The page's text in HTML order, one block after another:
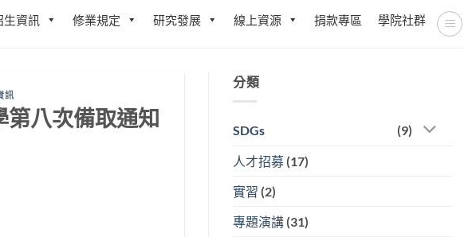
生資訊 修業規定 研究發展 線上資源 捐款專區 學院社群
訊
八次備取通知
分類
SDGs (9)
人才招募 (17)
實習 (2)
專題演講 (31)